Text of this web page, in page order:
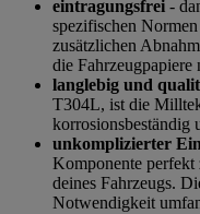
eintragungsfrei -
spezifischen
zusätzlichen
die Fahrzeugpapiere
langlebig und
T304L, ist die
korrosionsbeständig
unkomplizierter
Komponente perfekt
deines Fahrzeugs.
Notwendigkeit